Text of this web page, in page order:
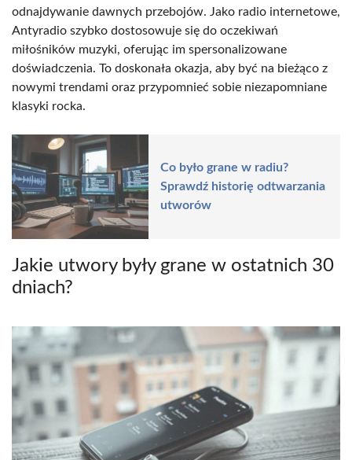
odnajdywanie dawnych przebojów. Jako radio internetowe,
Antyradio szybko dostosowuje się do oczekiwań
miłośników muzyki, oferując im spersonalizowane
doświadczenia. To doskonała okazja, aby być na bieżąco z
nowymi trendami oraz przypomnieć sobie niezapomniane
klasyki rocka.
Co było grane w radiu?
Sprawdź historię odtwarzania
utworów
Jakie utwory były grane w ostatnich 30
dniach?